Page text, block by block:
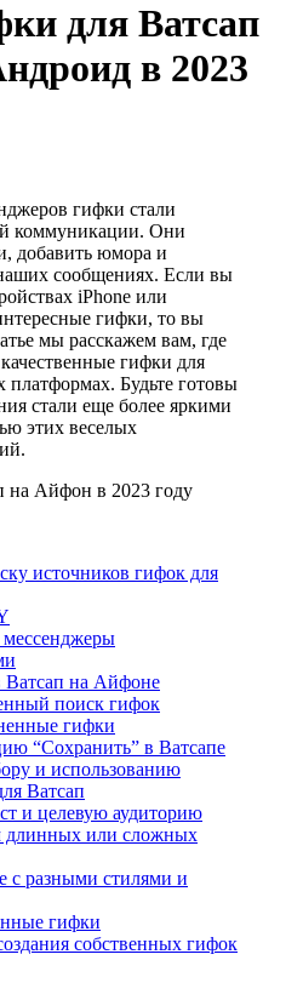
для Ватсап
в 2023
гифки стали
коммуникации. Они
добавить юмора и
сообщениях. Если вы
iPhone или
гифки, то вы
мы расскажем вам, где
гифки для
платформах. Будьте готовы
стали еще более яркими
этих веселых
на Айфон в 2023 году
источников гифок для
Ватсап на Айфоне
поиск гифок
гифки
“Сохранить” в Ватсапе
и использованию
Ватсап
и целевую аудиторию
длинных или сложных
с разными стилями и
гифки
собственных гифок